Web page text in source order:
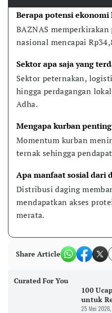
Berapa potensi
BAZNAS
nasional mencapai
Sektor apa saja yang
Sektor peternakan,
hingga perdagangan
Adha.
Mengapa kurban
Momentum kurban
ternak sehingga
Apa manfaat sosial dari
Distribusi daging
mendapatkan akses
merata.
Share Article
Curated For You
100
untuk
25 Mei